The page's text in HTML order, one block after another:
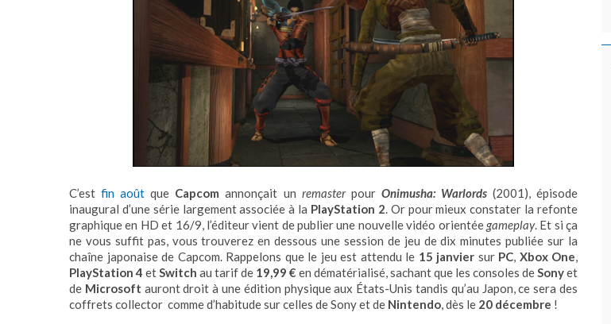
C’estfin août que Capcom annonçait un remasterpour Onimusha: Warlords(2001), épisode
inaugural d’une série largement associée à la PlayStation 2. Or pour mieux constater la refonte
graphique en HD et 16/9, l’éditeur vient de publier une nouvelle vidéo orientéegameplay. Et si ça
ne vous suffit pas, vous trouverez en dessous une session de jeu de dix minutes publiée sur la
chaîne japonaise de Capcom. Rappelons que le jeu est attendu le 15 janvier sur PC, Xbox One,
PlayStation 4 etSwitch au tarif de 19,99 € en dématérialisé, sachant que les consoles deSonyet
de Microsoft auront droit à une édition physique aux États-Unis tandis qu’au Japon, ce sera des
coffrets collector comme d’habitude sur celles de Sony et de Nintendo, dès le 20 décembre !